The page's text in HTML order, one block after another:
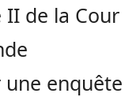
de la Cour
une enquête